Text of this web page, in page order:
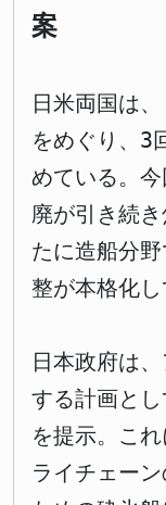
案
日米両国は
をめぐり、3
めている。
廃が引き続
たに造船分
整が本格化し
日本政府は
する計画とし
を提示。こ
ライチェー